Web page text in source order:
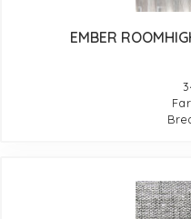
EMBER